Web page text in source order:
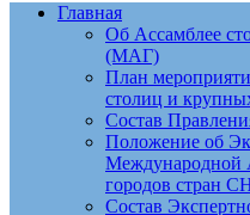
Главная
Об Ассамблее
(МАГ)
План
столиц и
Состав
Положение об
Международной
городов стран
Состав